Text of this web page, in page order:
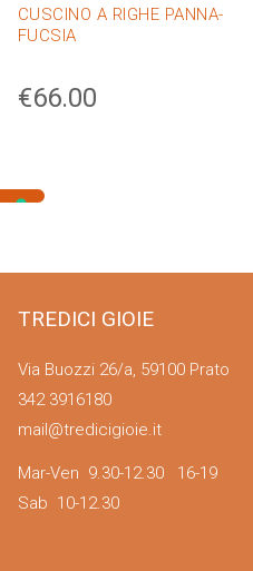
CUSCINO A RIGHE PANNA-
FUCSIA
€66.00
TREDICI GIOIE
Via Buozzi 26/a, 59100 Prato
342 3916180
mail@tredicigioie.it
Mar-Ven 9.30-12.30 16-19
Sab 10-12.30